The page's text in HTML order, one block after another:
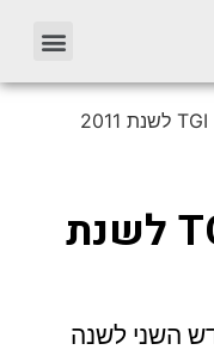
מיוחד: נתוני TGI לשנת
השני לשנה